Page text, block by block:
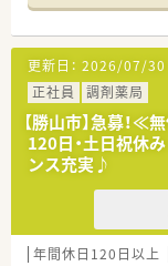
【店舗情報と
■勝山駅から
を利用した快
■近隣の医療
した頼れる薬
■地域の患者
ットホームで
【募集背景と
■今回の募集
り、即戦力
■周囲のスタ
ークを大切に
更新日： 2026/07/30
正社員
調剤薬局
【勝山市】急募！
120日・土日祝休
ンス充実♪
年間休日120日以上